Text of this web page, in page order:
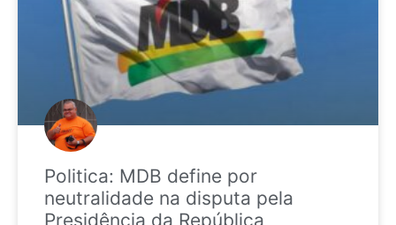
Politica: MDB define por
neutralidade na disputa pela
Presidência da República